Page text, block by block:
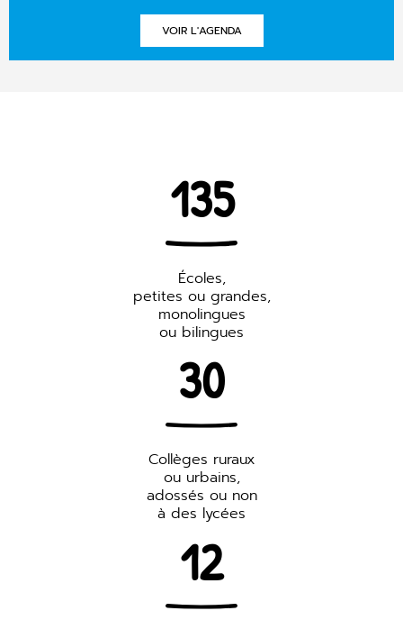
VOIR L'AGENDA
135
Écoles,
petites ou grandes,
monolingues
ou bilingues
30
Collèges ruraux
ou urbains,
adossés ou non
à des lycées
12